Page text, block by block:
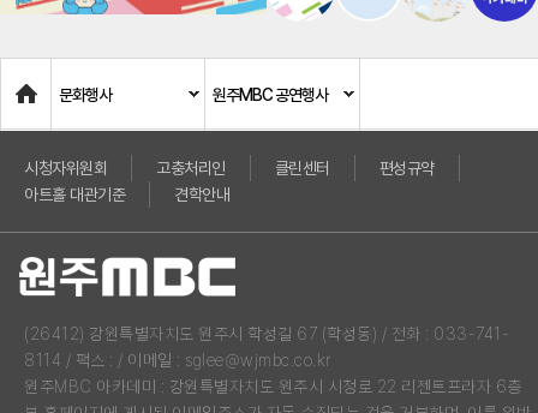
Home
문화행사 원주MBC 공연행사
시청자위원회 고충처리인 클린센터
편성규약
아트홀 대관기준
견학안내
(26412) 강원특별자치도 원주시 학성길 67 (학성동) / 전화 : 033-741-
8114 / 팩스 : / 이메일 : sglee@wjmbc.co.kr
원주MBC 아카데미 : 강원특별자치도 원주시 시청로 22 리젠트프라자 6층